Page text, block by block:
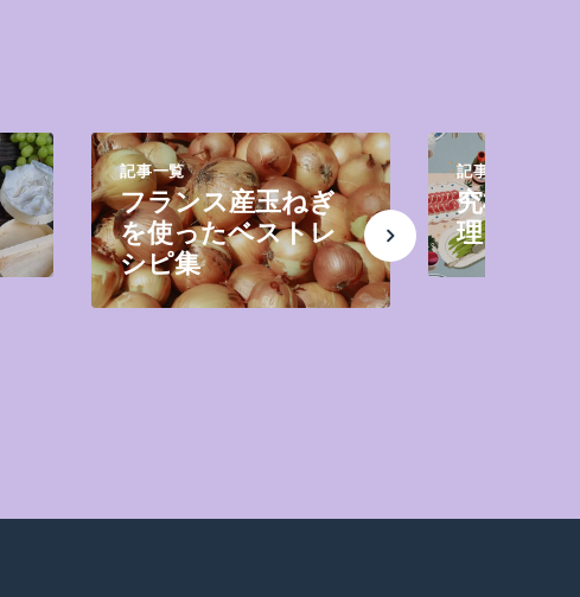
記事一覧
フランス産玉ねぎ
を使ったベストレ
シピ集
記事一覧
究極のク
理ガイド